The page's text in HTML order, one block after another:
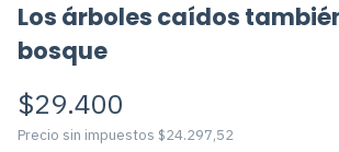
Los árboles caídos
bosque
$29.400
Precio sin impuestos $24.297,52